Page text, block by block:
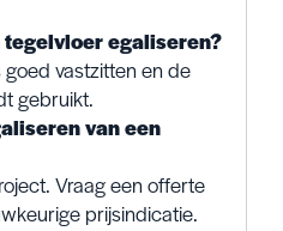
tegelvloer egaliseren?
vastzitten en de
gebruikt.
van een
Vraag een offerte
prijsindicatie.